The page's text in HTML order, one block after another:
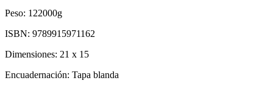
Peso: 122000g
ISBN: 9789915971162
Dimensiones: 21 x 15
Encuadernación: Tapa blanda